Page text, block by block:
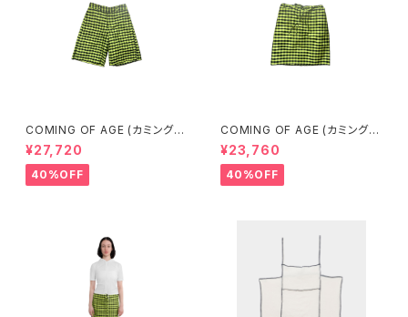
COMING OF AGE (カミングオ
ブエイジ) FLARED SHORTS
（GINGHAM LIME/BLACK）
¥27,720
40%OFF
COMING OF AGE (カミングオ
ブエイジ) DRAWSTRING MID
I SKIRT（GINGHAM LIME/BL
ACK）
¥23,760
40%OFF